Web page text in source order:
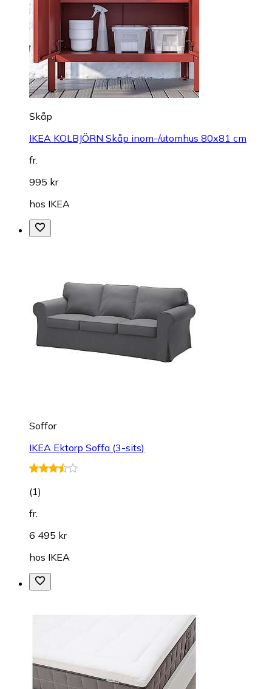
Skåp
IKEA KOLBJÖRN Skåp inom-/utomhus 80x81 cm
fr.
995 kr
hos IKEA
Soffor
IKEA Ektorp Soffa (3-sits)
(1)
fr.
6 495 kr
hos IKEA